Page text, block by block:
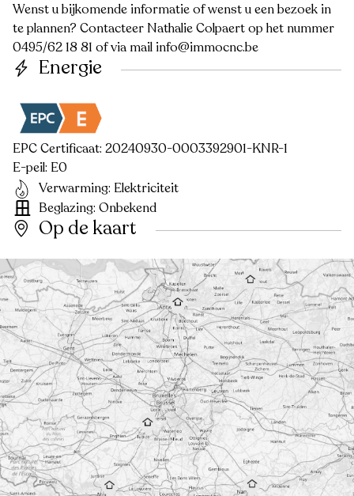
Wenst u bijkomende informatie of wenst u een bezoek in
te plannen? Contacteer Nathalie Colpaert op het nummer
0495/62 18 81 of via mail info@immocnc.be
Energie
EPC Certificaat: 20240930-0003392901-KNR-1
E-peil: E0
Verwarming: Elektriciteit
Beglazing: Onbekend
Op de kaart